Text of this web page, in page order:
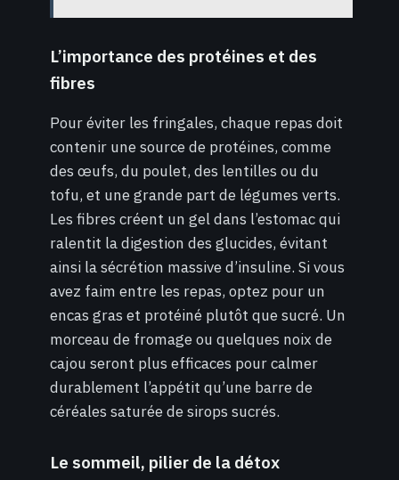
L’importance des protéines et des
fibres
Pour éviter les fringales, chaque repas doit
contenir une source de protéines, comme
des œufs, du poulet, des lentilles ou du
tofu, et une grande part de légumes verts.
Les fibres créent un gel dans l’estomac qui
ralentit la digestion des glucides, évitant
ainsi la sécrétion massive d’insuline. Si vous
avez faim entre les repas, optez pour un
encas gras et protéiné plutôt que sucré. Un
morceau de fromage ou quelques noix de
cajou seront plus efficaces pour calmer
durablement l’appétit qu’une barre de
céréales saturée de sirops sucrés.
Le sommeil, pilier de la détox